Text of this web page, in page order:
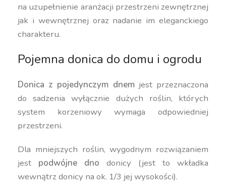
na uzupełnienie aranżacji przestrzeni zewnętrznej
jak i wewnętrznej oraz nadanie im eleganckiego
charakteru.
Pojemna donica do domu i ogrodu
Donica z pojedynczym dnemjest przeznaczona
do sadzenia wyłącznie dużych roślin, których
system korzeniowy wymaga odpowiedniej
przestrzeni.
Dla mniejszych roślin, wygodnym rozwiązaniem
jest podwójne dno donicy (jest to wkładka
wewnątrz donicy na ok. 1/3 jej wysokości).